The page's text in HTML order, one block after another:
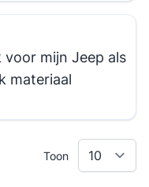
voor mijn Jeep als
materiaal
Toon